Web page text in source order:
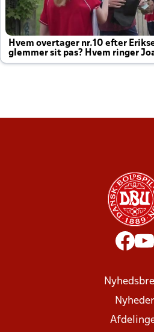
Hvem overtager nr.10 efter
glemmer sit pas? Hvem ringer
altid til efter kampe?
Nyheder